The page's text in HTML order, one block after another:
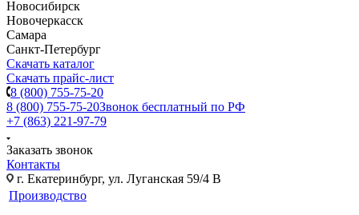
Новосибирск
Новочеркасск
Самара
Санкт-Петербург
Скачать каталог
Скачать прайс-лист
8 (800) 755-75-20
8 (800) 755-75-20Звонок бесплатный по РФ
+7 (863) 221-97-79
Заказать звонок
Контакты
г. Екатеринбург, ул. Луганская 59/4 В
Производство